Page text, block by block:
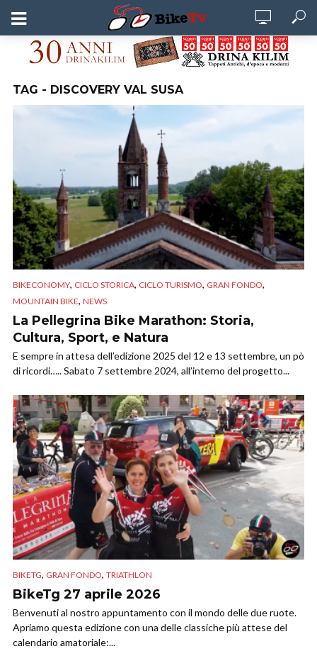
TAG - DISCOVERY VAL SUSA
BIKECONOMY, CICLO STORICA, CICLO TURISMO, GRAN FONDO,
MOUNTAIN BIKE, NEWS
La Pellegrina Bike Marathon: Storia,
Cultura, Sport, e Natura
E sempre in attesa dell’edizione 2025 del 12 e 13 settembre, un pò
di ricordi….. Sabato 7 settembre 2024, all’interno del progetto...
BIKETG, GRAN FONDO, TRIATHLON
BikeTg 27 aprile 2026
Benvenuti al nostro appuntamento con il mondo delle due ruote.
Apriamo questa edizione con una delle classiche più attese del
calendario amatoriale:...